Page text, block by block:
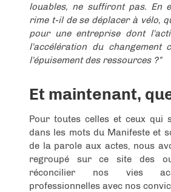
louables, ne suffiront pas. En
rime t-il de se déplacer à vélo,
pour une entreprise dont
l’accélération du changement
l’épuisement des ressources ?”
Et maintenant,
Pour toutes celles et ceux qui
dans les mots du Manifeste et
de la parole aux actes, nous
regroupé sur ce site des
réconcilier nos vies
professionnelles avec nos